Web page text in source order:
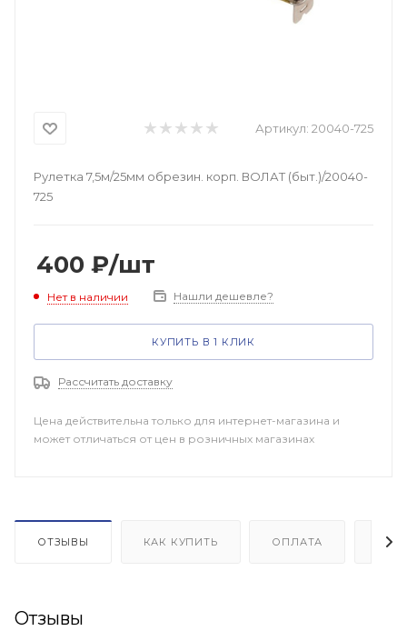
Артикул: 20040-725
Рулетка 7,5м/25мм обрезин. корп. ВОЛАТ (быт.)/20040-
725
400 ₽/шт
Нет в наличии Нашли дешевле?
КУПИТЬ В 1 КЛИК
Рассчитать доставку
Цена действительна только для интернет-магазина и
может отличаться от цен в розничных магазинах
ОТЗЫВЫ КАК КУПИТЬ ОПЛАТА
Отзывы